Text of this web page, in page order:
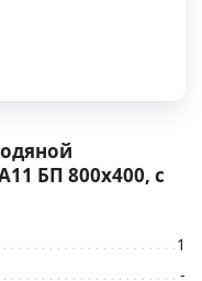
БП 800x400, с
1
-